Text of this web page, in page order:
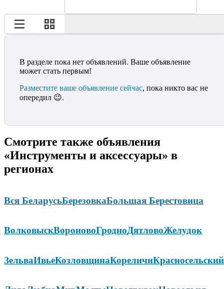
В разделе пока нет объявлений. Ваше объявление
может стать первым!
Разместите ваше объявление сейчас, пока никто вас не
опередил 😉.
Смотрите также объявления
«Инструменты и аксессуары» в
регионах
Вся БеларусьБерезовкаБольшая Берестовица
ВолковыскВороновоГродноДятловоЖелудок
ЗельваИвьеКозловщинаКореличиКрасносельский